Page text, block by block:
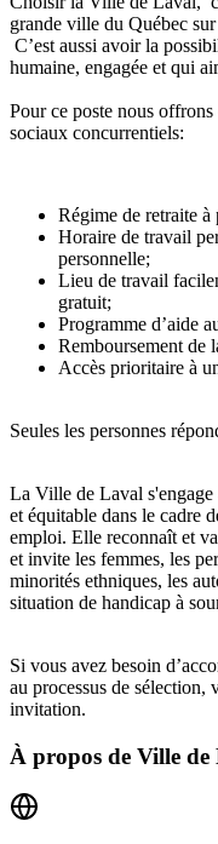
grande ville du Québec
C’est aussi avoir la
humaine, engagée et qui
Pour ce poste nous
sociaux concurrentiels:
Régime de retraite à
Horaire de travail
personnelle;
Lieu de travail
gratuit;
Programme d’aide
Remboursement de
Accès prioritaire à
Seules les personnes
La Ville de Laval
et équitable dans le cadre
emploi. Elle reconnaît et
et invite les femmes, les
minorités ethniques, les
situation de handicap à
Si vous avez besoin
au processus de sélection,
invitation.
À propos de Ville de